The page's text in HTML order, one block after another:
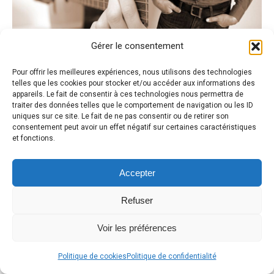
Gérer le consentement
Pour offrir les meilleures expériences, nous utilisons des technologies
telles que les cookies pour stocker et/ou accéder aux informations des
appareils. Le fait de consentir à ces technologies nous permettra de
traiter des données telles que le comportement de navigation ou les ID
uniques sur ce site. Le fait de ne pas consentir ou de retirer son
consentement peut avoir un effet négatif sur certaines caractéristiques
et fonctions.
Accepter
Refuser
Voir les préférences
Politique de cookies Politique de confidentialité